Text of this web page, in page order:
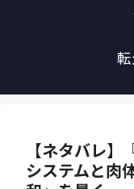
【ネタバレ】
システムと肉